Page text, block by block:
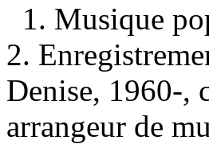
1. Musique
2.
Denise, 1960-,
arrangeur de